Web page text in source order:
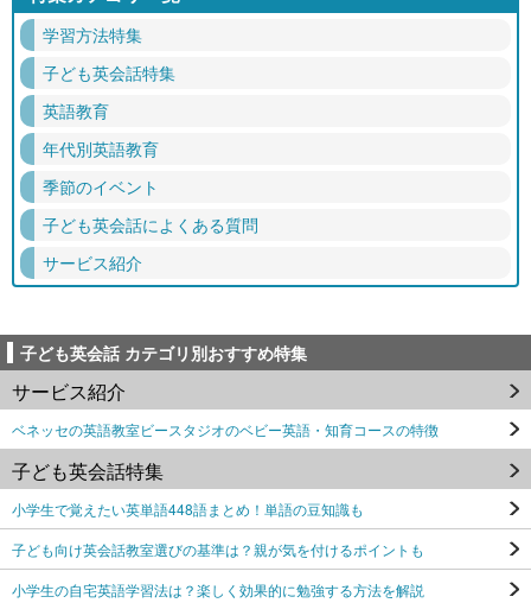
学習方法特集
子ども英会話特集
英語教育
年代別英語教育
季節のイベント
子ども英会話によくある質問
サービス紹介
子ども英会話 カテゴリ別おすすめ特集
サービス紹介
ベネッセの英語教室ビースタジオのベビー英語・知育コースの特徴
子ども英会話特集
小学生で覚えたい英単語448語まとめ！単語の豆知識も
子ども向け英会話教室選びの基準は？親が気を付けるポイントも
小学生の自宅英語学習法は？楽しく効果的に勉強する方法を解説